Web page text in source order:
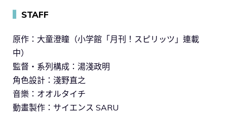
STAFF
原作：大童澄瞳（小学館「月刊！スピリッツ」連載
中）
監督・系列構成：湯淺政明
角色設計：淺野直之
音樂：オオルタイチ
動畫製作：サイエンス SARU